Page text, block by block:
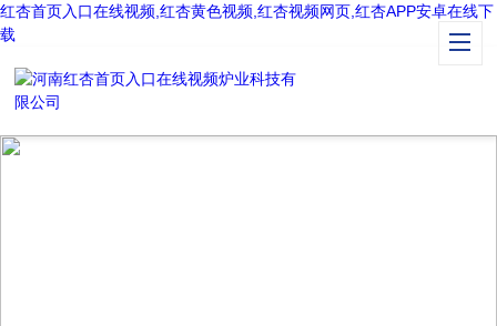
红杏首页入口在线视频,红杏黄色视频,红杏视频网页,红杏APP安卓在线下
载